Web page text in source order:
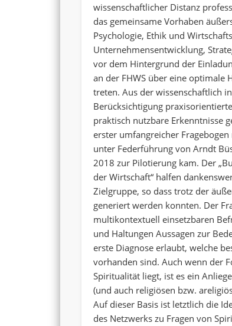
wissenschaftlicher Distanz
das gemeinsame Vorhaben
Psychologie, Ethik und
Unternehmensentwicklung,
vor dem Hintergrund der
an der FHWS über eine optimale
treten. Aus der wissenschaftlich
Berücksichtigung
praktisch nutzbare Erkenntnisse
erster umfangreicher
unter Federführung von Arndt
2018 zur Pilotierung kam. Der
der Wirtschaft“ halfen
Zielgruppe, so dass trotz der
generiert werden konnten. Der
multikontextuell einsetzbaren
und Haltungen Aussagen zur
erste Diagnose erlaubt, welche
vorhanden sind. Auch wenn der
Spiritualität liegt, ist es ein
(und auch religiösen bzw.
Auf dieser Basis ist letztlich die
des Netzwerks zu Fragen von